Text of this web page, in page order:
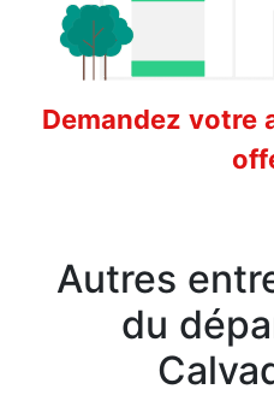
Demandez votre
Autres
du